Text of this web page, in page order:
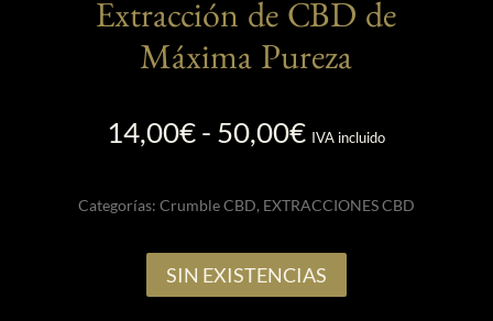
Extracción de CBD de
Máxima Pureza
14,00€- 50,00€Rango
desde
14,00€
hasta
50,00€
IVA incluido
Categorías: Crumble CBD, EXTRACCIONES CBD
SIN EXISTENCIAS